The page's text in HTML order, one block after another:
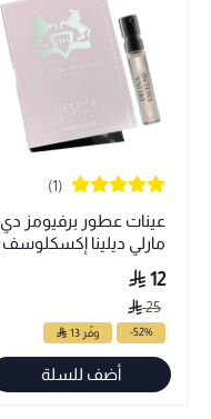
(1)
عينات عطور برفيومز دي
مارلي ديلينا إكسكلوسف
12
25
-52% وفّر 13
أضف للسلة